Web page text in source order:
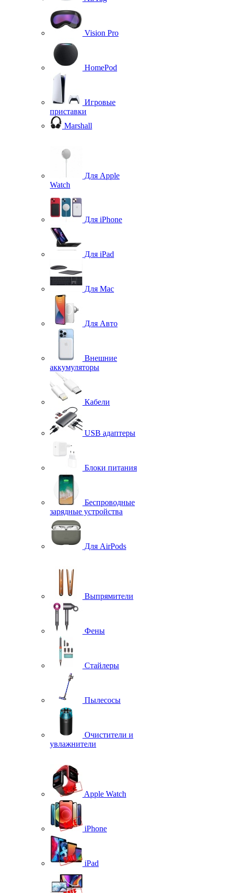
Vision Pro
HomePod
Игровые
приставки
Marshall
Для Apple
Watch
Для iPhone
Для iPad
Для Mac
Для Авто
Внешние
аккумуляторы
Кабели
USB адаптеры
Блоки питания
Беспроводные
зарядные устройства
Для AirPods
Выпрямители
Фены
Стайлеры
Пылесосы
Очистители и
увлажнители
Apple Watch
iPhone
iPad